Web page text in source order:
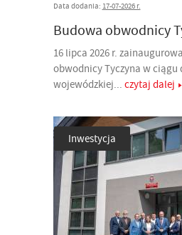
Data dodania: 17-07-2026 r.
Budowa obwodnicy
16 lipca 2026 r.
obwodnicy Tyczyna w ciągu
wojewódzkiej... czytaj dalej
Inwestycja